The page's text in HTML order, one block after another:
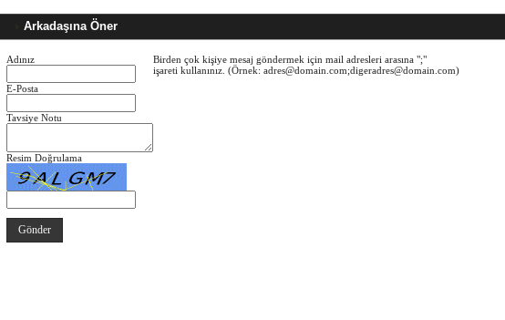
Arkadaşına Öner
Adınız
E-Posta
Tavsiye Notu
Resim Doğrulama
Birden çok kişiye mesaj göndermek için mail adresleri arasına ";"
işareti kullanınız. (Örnek: adres@domain.com;digeradres@domain.com)